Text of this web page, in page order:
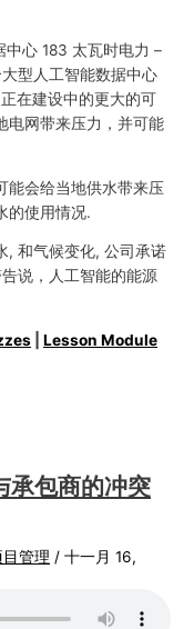
心 183 太瓦时电力 –
型人工智能数据中心
在建设中的更大的可
电网带来压力，并可能
能会给当地供水带来压
的使用情况.
, 和气候变化, 公司承诺
说，人工智能的能源
|Lesson Module
承包商的冲突
目管理 /十一月 16,